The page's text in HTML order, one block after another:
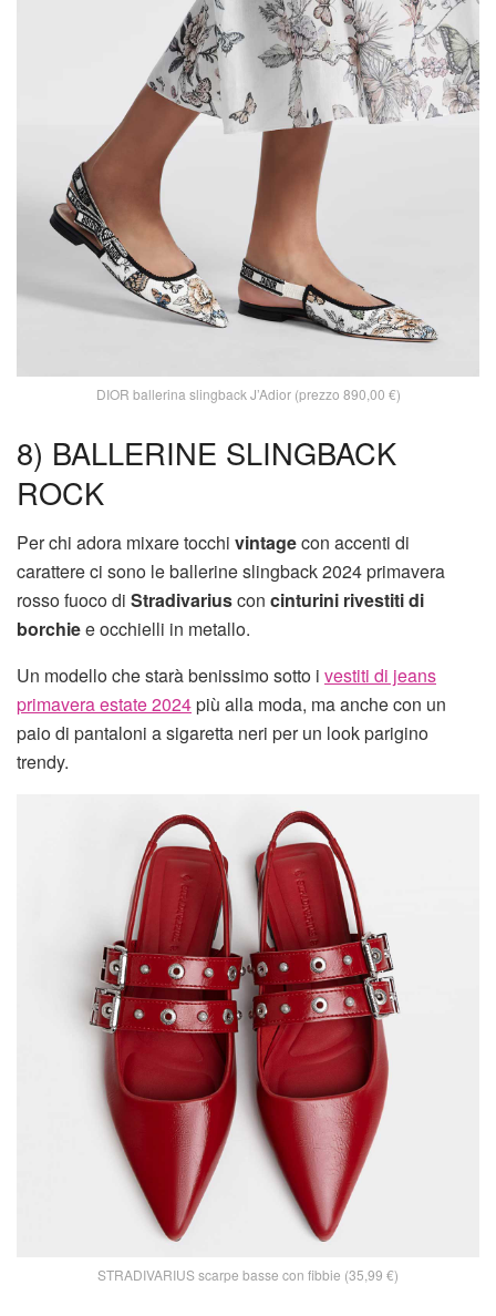
DIOR ballerina slingback J’Adior (prezzo 890,00 €)
8) BALLERINE SLINGBACK
ROCK
Per chi adora mixare tocchi vintagecon accenti di
carattere ci sono le ballerine slingback 2024 primavera
rosso fuoco di Stradivariuscon cinturini rivestiti di
borchiee occhielli in metallo.
Un modello che starà benissimo sotto i vestiti di jeans
primavera estate 2024più alla moda, ma anche con un
paio di pantaloni a sigaretta neri per un look parigino
trendy.
STRADIVARIUS scarpe basse con fibbie (35,99 €)